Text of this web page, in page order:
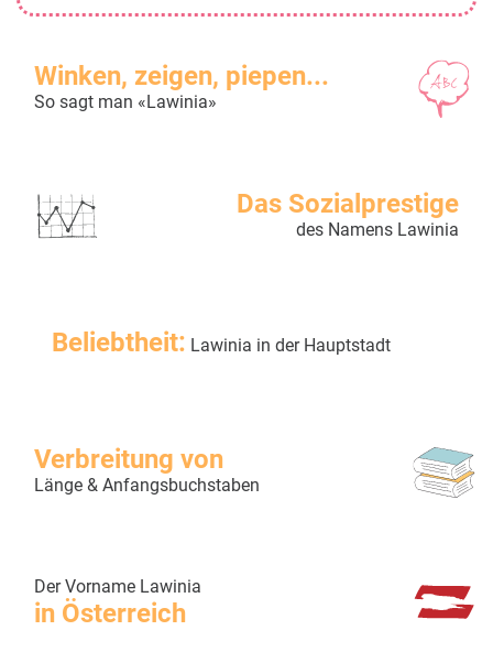
Winken, zeigen, piepen...
So sagt man «Lawinia»
Das Sozialprestige
des Namens Lawinia
Beliebtheit: Lawinia in der Hauptstadt
Verbreitung von
Länge & Anfangsbuchstaben
Der Vorname Lawinia
in Österreich